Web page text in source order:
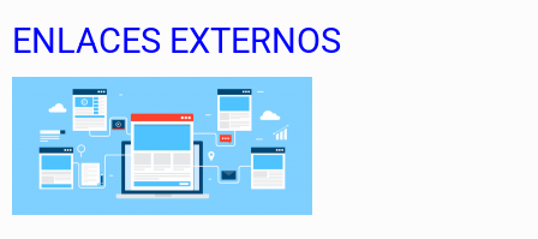
ENLACES EXTERNOS